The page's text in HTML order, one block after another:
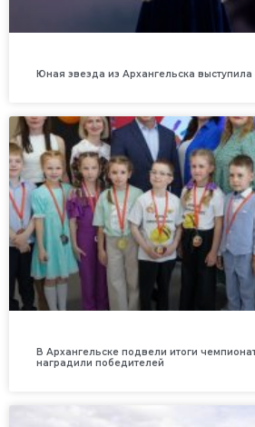
Юная звезда из Архангельска
В Архангельске подвели итоги
наградили победителей